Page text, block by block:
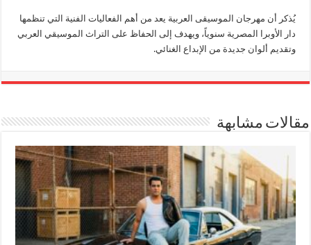
يُذكر أن مهرجان الموسيقى العربية يعد من أهم الفعاليات الفنية التي تنظمها
دار الأوبرا المصرية سنوياً، ويهدف إلى الحفاظ على التراث الموسيقي العربي
وتقديم ألوان جديدة من الإبداع الغنائي.
مقالات مشابهة